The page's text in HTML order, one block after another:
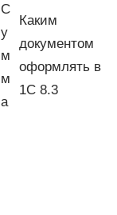
С
у
м
м
а
Каким
документом
оформлять в
1С 8.3